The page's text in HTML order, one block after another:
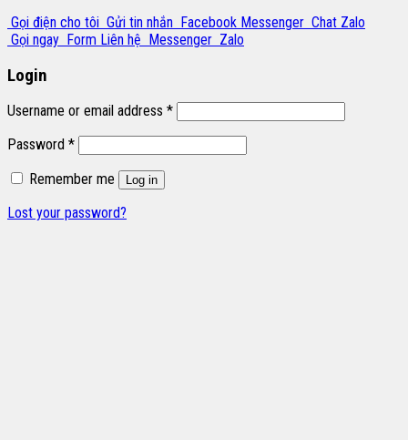
Gọi điện cho tôi Gửi tin nhắn Facebook Messenger Chat Zalo
Gọi ngay Form Liên hệ Messenger Zalo
Login
Username or email address *
Password *
Remember me
Log in
Lost your password?